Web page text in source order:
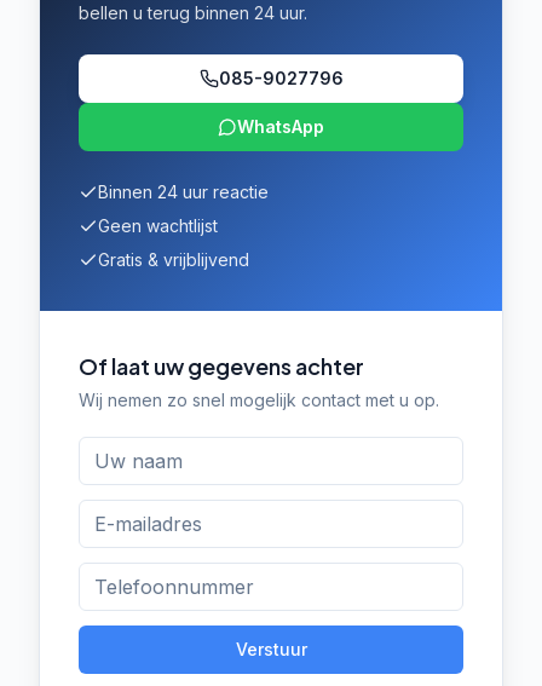
bellen u terug binnen 24 uur.
085-9027796
WhatsApp
Binnen 24 uur reactie
Geen wachtlijst
Gratis & vrijblijvend
Of laat uw gegevens achter
Wij nemen zo snel mogelijk contact met u op.
Verstuur